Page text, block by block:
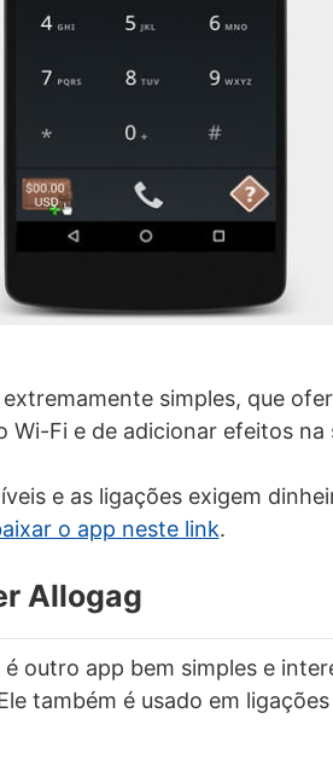
simples, que
Wi-Fi e de adicionar efeitos
e as ligações exigem
o app neste link.
Allogag
outro app bem simples e
também é usado em